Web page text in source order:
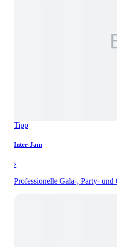
Tipp
Inter-Jam
›
Professionelle Gala-, Party- und